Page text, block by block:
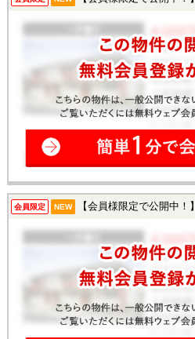
会員限定 NEW 【会員様限定で公開中！】